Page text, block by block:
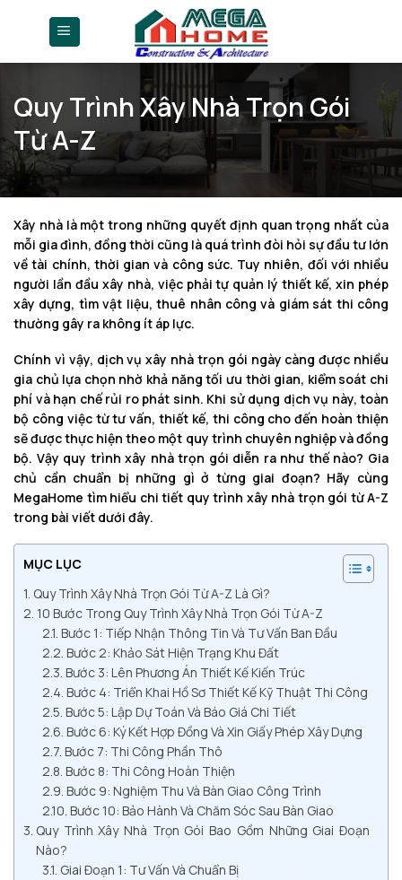
Quy Trình Xây Nhà Trọn Gói
Từ A-Z
Xây nhà là một trong những quyết định quan trọng nhất của
mỗi gia đình, đồng thời cũng là quá trình đòi hỏi sự đầu tư lớn
về tài chính, thời gian và công sức. Tuy nhiên, đối với nhiều
người lần đầu xây nhà, việc phải tự quản lý thiết kế, xin phép
xây dựng, tìm vật liệu, thuê nhân công và giám sát thi công
thường gây ra không ít áp lực.
Chính vì vậy, dịch vụ xây nhà trọn gói ngày càng được nhiều
gia chủ lựa chọn nhờ khả năng tối ưu thời gian, kiểm soát chi
phí và hạn chế rủi ro phát sinh. Khi sử dụng dịch vụ này, toàn
bộ công việc từ tư vấn, thiết kế, thi công cho đến hoàn thiện
sẽ được thực hiện theo một quy trình chuyên nghiệp và đồng
bộ. Vậy quy trình xây nhà trọn gói diễn ra như thế nào? Gia
chủ cần chuẩn bị những gì ở từng giai đoạn? Hãy cùng
MegaHome tìm hiểu chi tiết quy trình xây nhà trọn gói từ A-Z
trong bài viết dưới đây.
MỤC LỤC
Quy Trình Xây Nhà Trọn Gói Từ A-Z Là Gì?
10 Bước Trong Quy Trình Xây Nhà Trọn Gói Từ A-Z
Bước 1: Tiếp Nhận Thông Tin Và Tư Vấn Ban Đầu
Bước 2: Khảo Sát Hiện Trạng Khu Đất
Bước 3: Lên Phương Án Thiết Kế Kiến Trúc
Bước 4: Triển Khai Hồ Sơ Thiết Kế Kỹ Thuật Thi Công
Bước 5: Lập Dự Toán Và Báo Giá Chi Tiết
Bước 6: Ký Kết Hợp Đồng Và Xin Giấy Phép Xây Dựng
Bước 7: Thi Công Phần Thô
Bước 8: Thi Công Hoàn Thiện
Bước 9: Nghiệm Thu Và Bàn Giao Công Trình
Bước 10: Bảo Hành Và Chăm Sóc Sau Bàn Giao
Quy Trình Xây Nhà Trọn Gói Bao Gồm Những Giai Đoạn
Nào?
Giai Đoạn 1: Tư Vấn Và Chuẩn Bị